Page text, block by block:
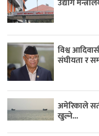
उद्योग
विश्व
संघीयता र
अमेरिकाले
खुल्ने...